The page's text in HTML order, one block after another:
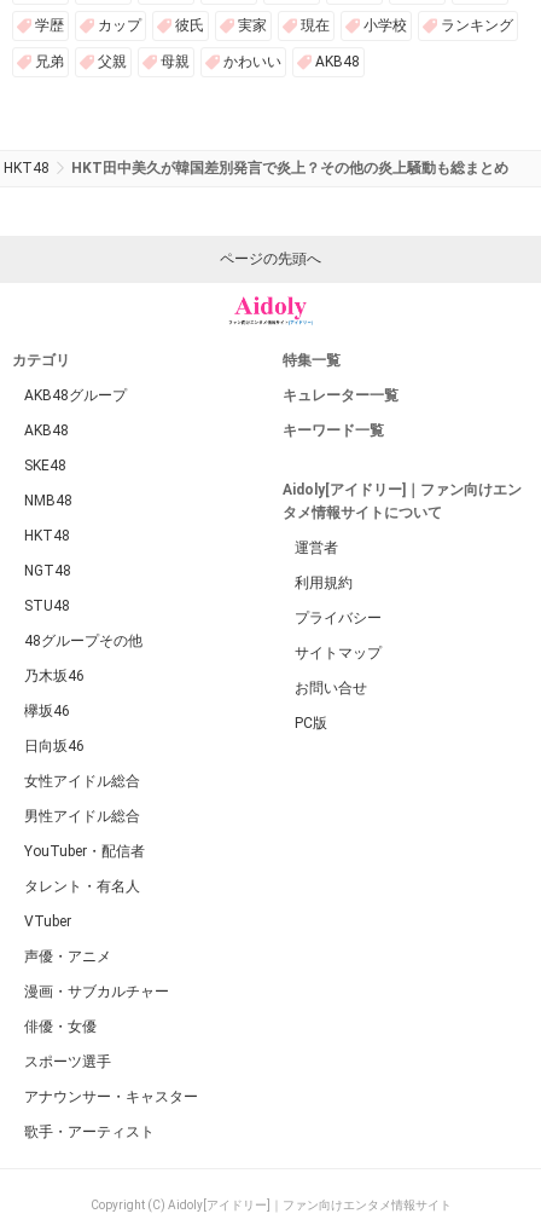
学歴 カップ 彼氏 実家 現在 小学校 ランキング
兄弟 父親 母親 かわいい AKB48
HKT48 HKT田中美久が韓国差別発言で炎上？その他の炎上騒動も総まとめ
ページの先頭へ
カテゴリ
AKB48グループ
AKB48
SKE48
NMB48
HKT48
NGT48
STU48
48グループその他
乃木坂46
欅坂46
日向坂46
女性アイドル総合
男性アイドル総合
YouTuber・配信者
タレント・有名人
VTuber
声優・アニメ
漫画・サブカルチャー
俳優・女優
スポーツ選手
アナウンサー・キャスター
歌手・アーティスト
特集一覧
キュレーター一覧
キーワード一覧
Aidoly[アイドリー]｜ファン向けエン
タメ情報サイトについて
運営者
利用規約
プライバシー
サイトマップ
お問い合せ
PC版
Copyright (C) Aidoly[アイドリー]｜ファン向けエンタメ情報サイト